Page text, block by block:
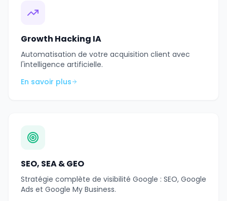
Growth Hacking IA
Automatisation de votre acquisition client avec
l'intelligence artificielle.
En savoir plus
SEO, SEA & GEO
Stratégie complète de visibilité Google : SEO, Google
Ads et Google My Business.